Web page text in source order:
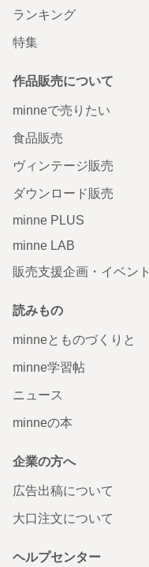
ランキング
特集
作品販売について
minneで売りたい
食品販売
ヴィンテージ販売
ダウンロード販売
minne PLUS
minne LAB
販売支援企画・イベント
読みもの
minneとものづくりと
minne学習帖
ニュース
minneの本
企業の方へ
広告出稿について
大口注文について
ヘルプセンター